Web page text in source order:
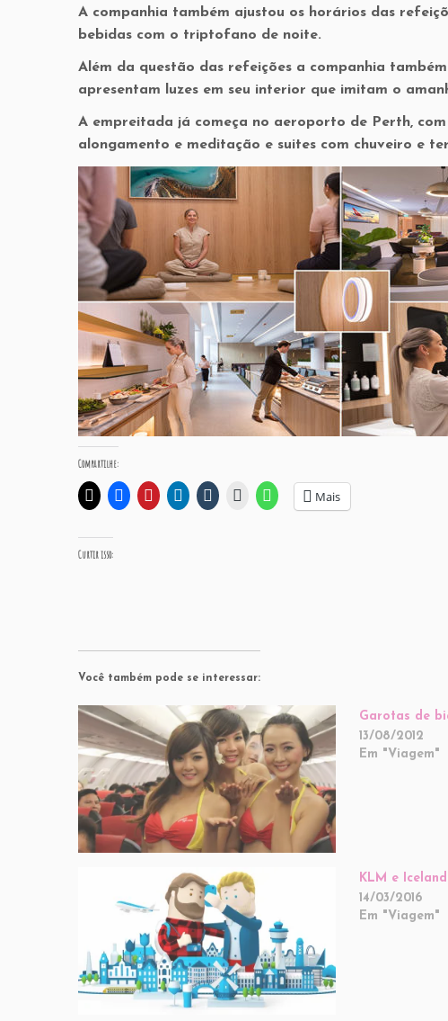
A companhia também ajustou os horários das
bebidas com o triptofano de noite.
Além da questão das refeições a companhia
apresentam luzes em seu interior que imitam o
A empreitada já começa no aeroporto de Perth,
alongamento e meditação e suites com chuveiro e
Compartilhe:
Mais
Curtir isso:
Você também pode se interessar:
Garotas de
13/08/2012
Em "Viagem"
KLM e
14/03/2016
Em "Viagem"